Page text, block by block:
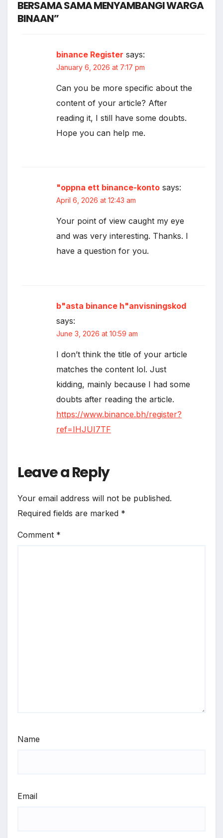
BERSAMA SAMA MENYAMBANGI WARGA
BINAAN”
binance Register says:
January 6, 2026 at 7:17 pm
Can you be more specific about the
content of your article? After
reading it, I still have some doubts.
Hope you can help me.
"oppna ett binance-konto says:
April 6, 2026 at 12:43 am
Your point of view caught my eye
and was very interesting. Thanks. I
have a question for you.
b"asta binance h"anvisningskod
says:
June 3, 2026 at 10:59 am
I don’t think the title of your article
matches the content lol. Just
kidding, mainly because I had some
doubts after reading the article.
https://www.binance.bh/register?
ref=IHJUI7TF
Leave a Reply
Your email address will not be published.
Required fields are marked *
Comment *
Name
Email